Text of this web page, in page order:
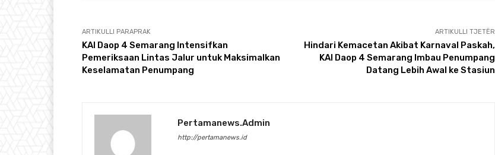
ARTIKULLI PARAPRAK
KAI Daop 4 Semarang Intensifkan
Pemeriksaan Lintas Jalur untuk Maksimalkan
Keselamatan Penumpang
ARTIKULLI TJETËR
Hindari Kemacetan Akibat Karnaval Paskah,
KAI Daop 4 Semarang Imbau Penumpang
Datang Lebih Awal ke Stasiun
Pertamanews.admin
http://pertamanews.id